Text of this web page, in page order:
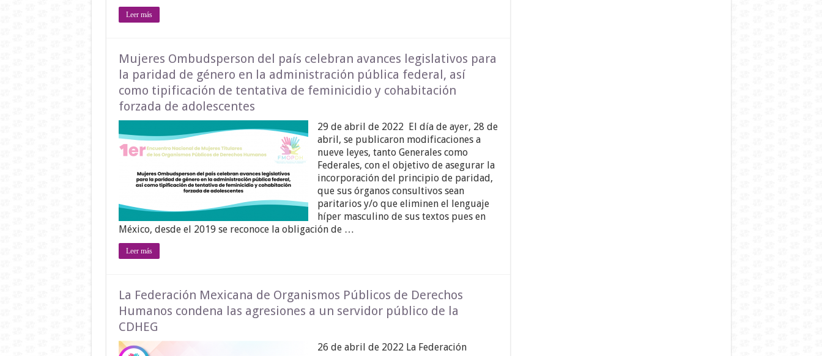
Leer más
Mujeres Ombudsperson del país celebran avances legislativos para
la paridad de género en la administración pública federal, así
como tipificación de tentativa de feminicidio y cohabitación
forzada de adolescentes
29 de abril de 2022 El día de ayer, 28 de
abril, se publicaron modificaciones a
nueve leyes, tanto Generales como
Federales, con el objetivo de asegurar la
incorporación del principio de paridad,
que sus órganos consultivos sean
paritarios y/o que eliminen el lenguaje
híper masculino de sus textos pues en
México, desde el 2019 se reconoce la obligación de …
Leer más
La Federación Mexicana de Organismos Públicos de Derechos
Humanos condena las agresiones a un servidor público de la
CDHEG
26 de abril de 2022 La Federación